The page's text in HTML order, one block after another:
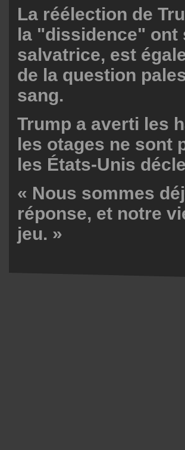
La réélection de
la "dissidence" ont
salvatrice, est
de la question
sang.
Trump a averti les
les otages ne sont
les États-Unis
« Nous sommes
réponse, et notre
jeu. »